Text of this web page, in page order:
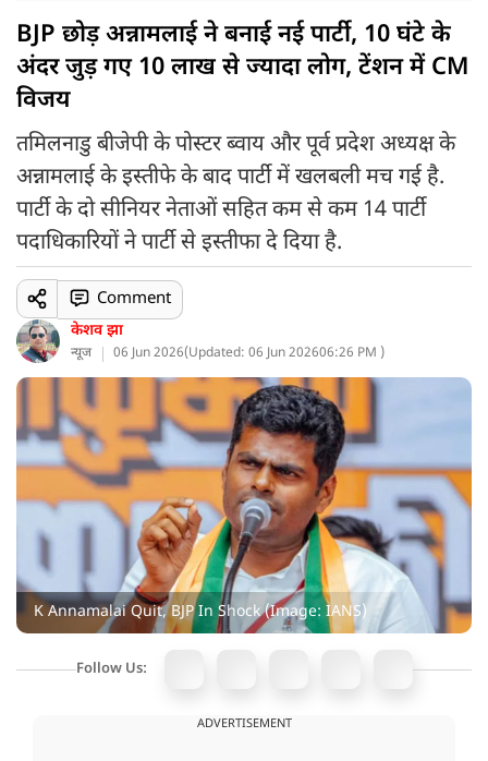
BJP छोड़ अन्नामलाई ने बनाई नई पार्टी, 10 घंटे के
अंदर जुड़ गए 10 लाख से ज्यादा लोग, टेंशन में CM
विजय
तमिलनाडु बीजेपी के पोस्टर ब्वाय और पूर्व प्रदेश अध्यक्ष के
अन्नामलाई के इस्तीफे के बाद पार्टी में खलबली मच गई है.
पार्टी के दो सीनियर नेताओं सहित कम से कम 14 पार्टी
पदाधिकारियों ने पार्टी से इस्तीफा दे दिया है.
केशव झा
न्यूज 06 Jun 2026(Updated: 06 Jun 202606:26 PM )
Comment
K Annamalai Quit, BJP In Shock (Image: IANS)
Follow Us:
ADVERTISEMENT